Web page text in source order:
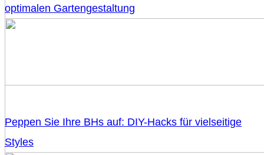
optimalen Gartengestaltung
Peppen Sie Ihre BHs auf: DIY-Hacks für vielseitige
Styles